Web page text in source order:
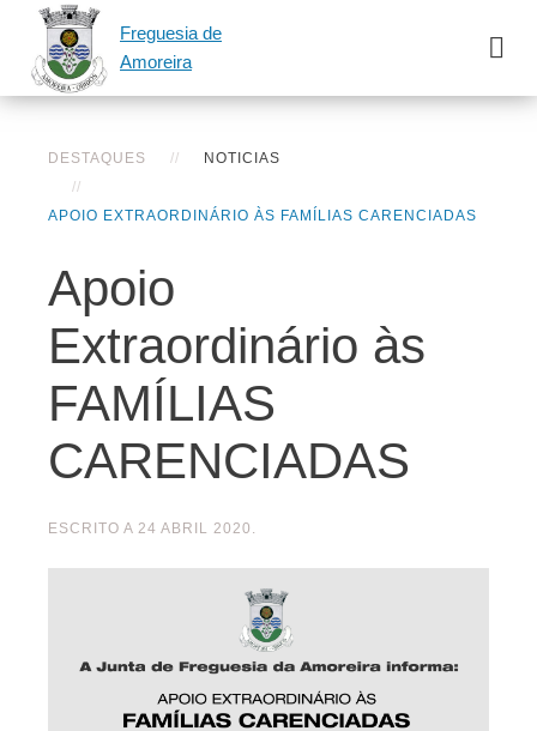
Freguesia de
Amoreira
DESTAQUES NOTICIAS
APOIO EXTRAORDINÁRIO ÀS FAMÍLIAS CARENCIADAS
Apoio
Extraordinário às
FAMÍLIAS
CARENCIADAS
ESCRITO A 24 ABRIL 2020 .